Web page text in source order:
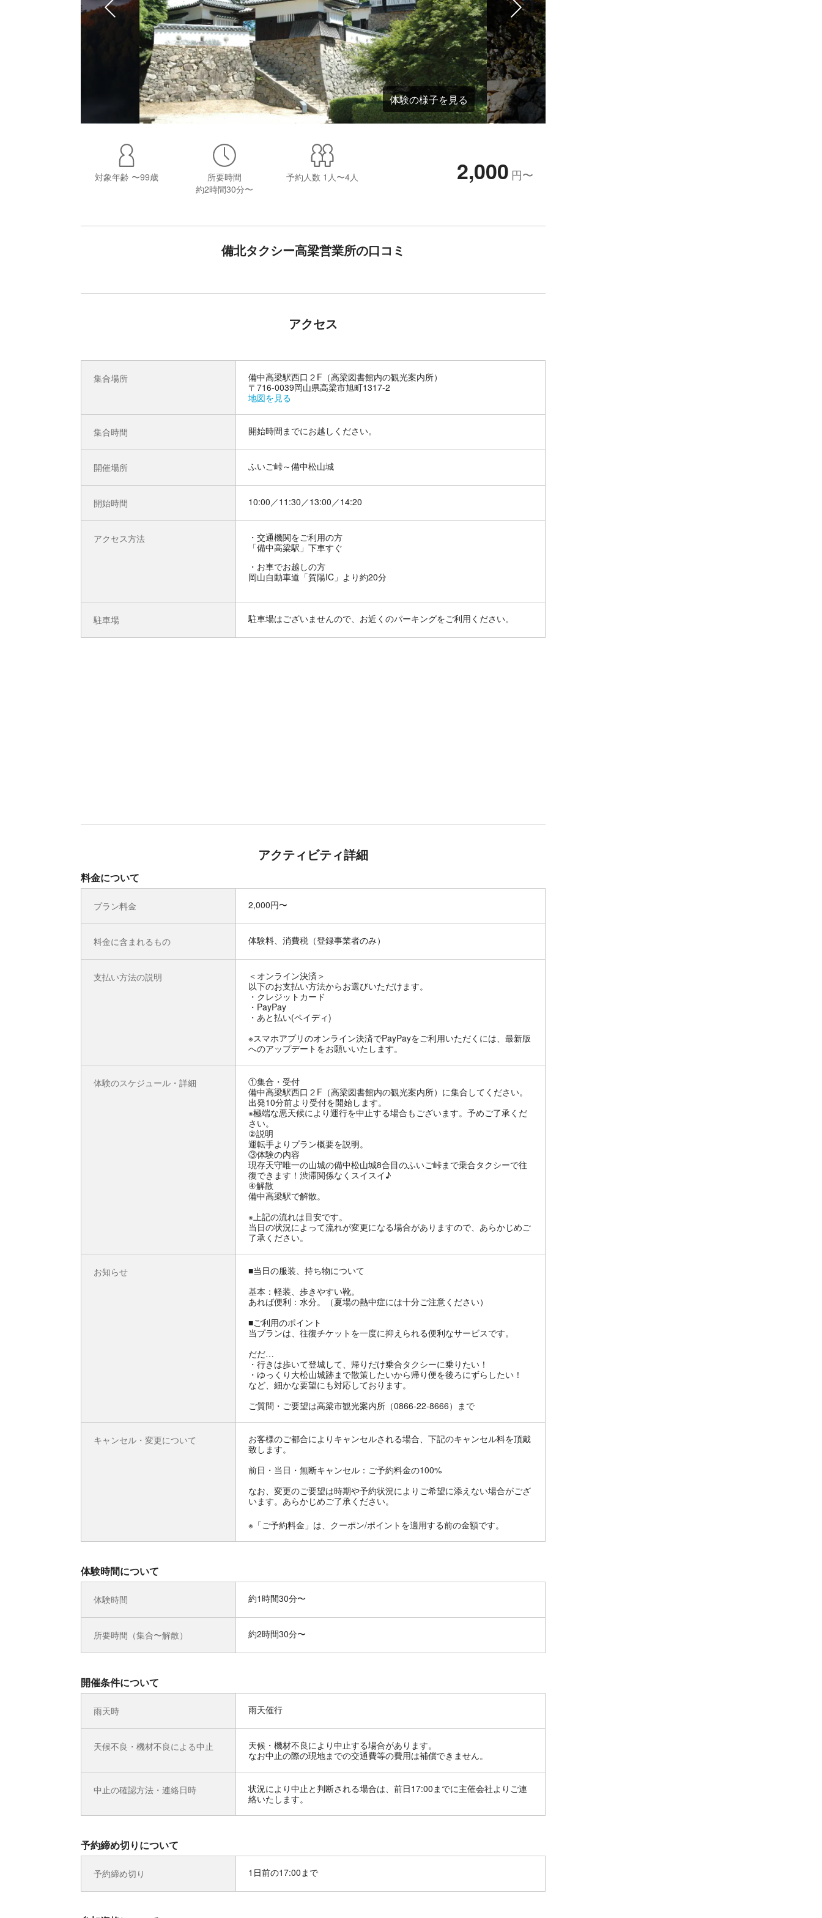
体験の様子を見る
対象年齢 〜99歳
所要時間
約2時間30分〜
予約人数 1人〜4人 2,000 円〜
備北タクシー高梁営業所の口コミ
アクセス
集合場所
備中高梁駅西口２F（高梁図書館内の観光案内所）
〒716-0039岡山県高梁市旭町1317-2
地図を見る
集合時間 開始時間までにお越しください。
開催場所 ふいご峠～備中松山城
開始時間 10:00／11:30／13:00／14:20
アクセス方法
交通機関をご利用の方
「備中高梁駅」下車すぐ
お車でお越しの方
岡山自動車道「賀陽IC」より約20分
駐車場 駐車場はございませんので、お近くのパーキングをご利用ください。
アクティビティ詳細
料金について
プラン料金 2,000円〜
料金に含まれるもの 体験料、消費税（登録事業者のみ）
支払い方法の説明
＜オンライン決済＞
以下のお支払い方法からお選びいただけます。
・クレジットカード
・PayPay
・あと払い(ペイディ)
※スマホアプリのオンライン決済でPayPayをご利用いただくには、最新版
へのアップデートをお願いいたします。
体験のスケジュール・詳細
①集合・受付
備中高梁駅西口２F（高梁図書館内の観光案内所）に集合してください。
出発10分前より受付を開始します。
※極端な悪天候により運行を中止する場合もございます。予めご了承くだ
さい。
②説明
運転手よりプラン概要を説明。
③体験の内容
現存天守唯一の山城の備中松山城8合目のふいご峠まで乗合タクシーで往
復できます！渋滞関係なくスイスイ♪
④解散
備中高梁駅で解散。
※上記の流れは目安です。
当日の状況によって流れが変更になる場合がありますので、あらかじめご
了承ください。
お知らせ
■当日の服装、持ち物について
基本：軽装、歩きやすい靴。
あれば便利：水分。（夏場の熱中症には十分ご注意ください）
■ご利用のポイント
当プランは、往復チケットを一度に抑えられる便利なサービスです。
だだ…
・行きは歩いて登城して、帰りだけ乗合タクシーに乗りたい！
・ゆっくり大松山城跡まで散策したいから帰り便を後ろにずらしたい！
など、細かな要望にも対応しております。
ご質問・ご要望は高梁市観光案内所（0866-22-8666）まで
キャンセル・変更について
お客様のご都合によりキャンセルされる場合、下記のキャンセル料を頂戴
致します。
前日・当日・無断キャンセル：ご予約料金の100%
なお、変更のご要望は時期や予約状況によりご希望に添えない場合がござ
います。あらかじめご了承ください。
※「ご予約料金」は、クーポン/ポイントを適用する前の金額です。
体験時間について
体験時間 約1時間30分〜
所要時間（集合〜解散） 約2時間30分〜
開催条件について
雨天時 雨天催行
天候不良・機材不良による中止
天候・機材不良により中止する場合があります。
なお中止の際の現地までの交通費等の費用は補償できません。
中止の確認方法・連絡日時
状況により中止と判断される場合は、前日17:00までに主催会社よりご連
絡いたします。
予約締め切りについて
予約締め切り 1日前の17:00まで